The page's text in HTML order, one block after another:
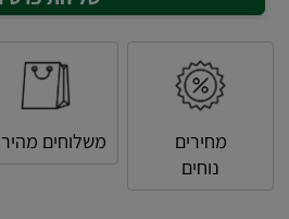
מחירים
נוחים
משלוחים